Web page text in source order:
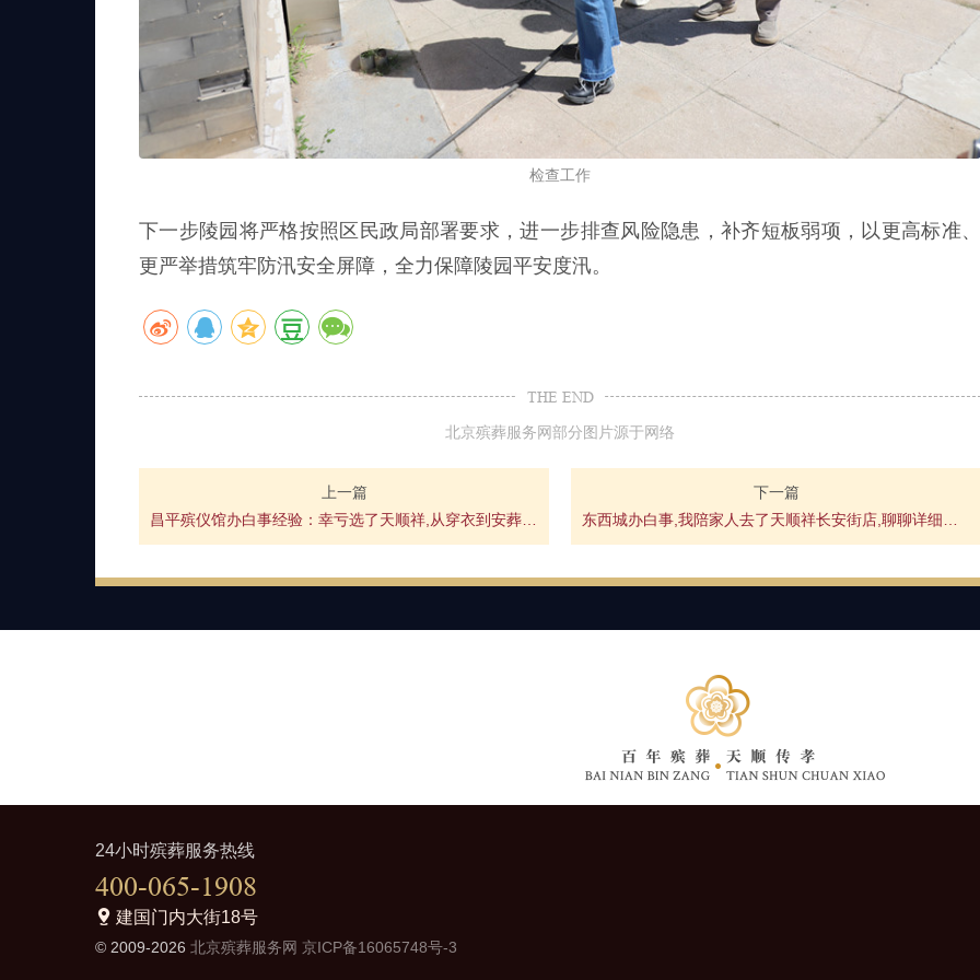
检查工作
下一步陵园将严格按照区民政局部署要求，进一步排查风险隐患，补齐短板弱项，以更高标准、
更严举措筑牢防汛安全屏障，全力保障陵园平安度汛。
THE END
北京殡葬服务网部分图片源于网络
上一篇
昌平殡仪馆办白事经验：幸亏选了天顺祥,从穿衣到安葬没让我操一点心
下一篇
东西城办白事,我陪家人去了天顺祥长安街店,聊聊详细经过和感受
24小时殡葬服务热线
400-065-1908
建国门内大街18号
© 2009-2026 北京殡葬服务网 京ICP备16065748号-3